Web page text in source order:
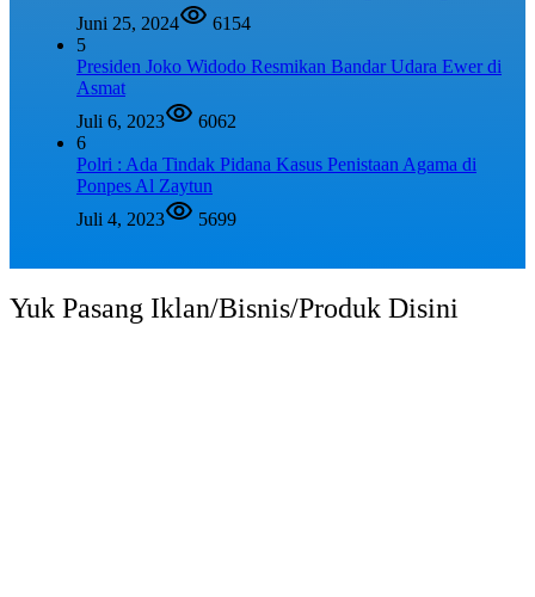
Juni 25, 2024
6154
5
Presiden Joko Widodo Resmikan Bandar Udara Ewer di
Asmat
Juli 6, 2023
6062
6
Polri : Ada Tindak Pidana Kasus Penistaan Agama di
Ponpes Al Zaytun
Juli 4, 2023
5699
Yuk Pasang Iklan/Bisnis/Produk Disini